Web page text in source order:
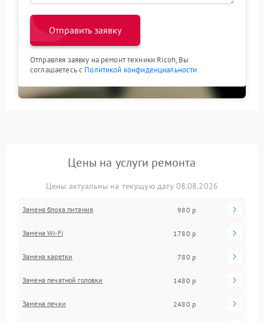
Отправить заявку
Отправляя заявку на ремонт техники Ricoh, Вы
соглашаетесь с Политикой конфиденциальности
Цены на услуги ремонта
Цены актуальны на текущую дату 08.08.2026
Замена блока питания 980 р
Замена Wi-Fi 1780 р
Замена каретки 780 р
Замена печатной головки 1480 р
Замена печки 2480 р